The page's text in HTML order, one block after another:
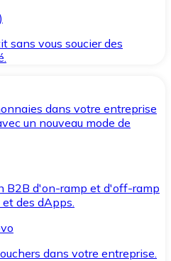
sans vous soucier des
dans votre entreprise
un nouveau mode de
B2B d'on-ramp et d'off-ramp
des dApps.
dans votre entreprise.